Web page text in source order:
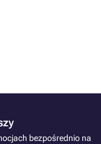
bezpośrednio na